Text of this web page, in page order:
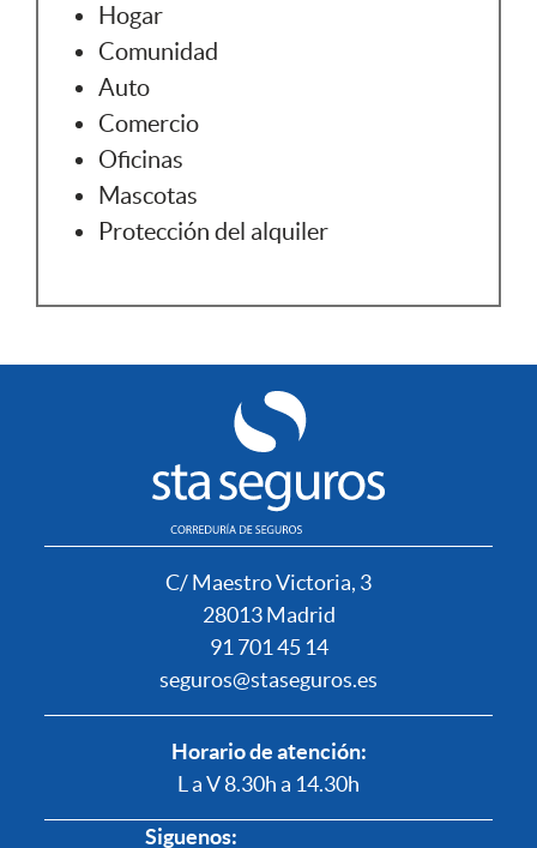
Hogar
Comunidad
Auto
Comercio
Oficinas
Mascotas
Protección del alquiler
C/ Maestro Victoria, 3
28013 Madrid
91 701 45 14
seguros@staseguros.es
Horario de atención:
L a V 8.30h a 14.30h
Siguenos: